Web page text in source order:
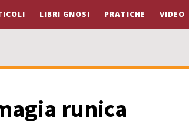
LIBRI GNOSI PRATICHE VIDEO
runica